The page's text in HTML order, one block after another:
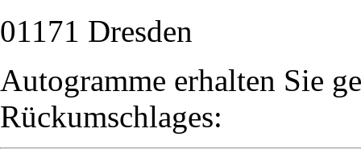
01171 Dresden
Autogramme erhalten Sie
Rückumschlages: